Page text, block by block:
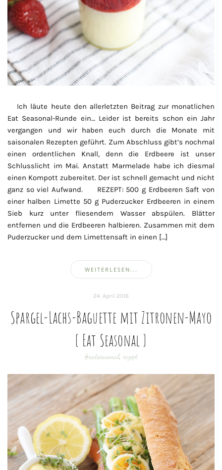
Ich läute heute den allerletzten Beitrag zur monatlichen
Eat Seasonal-Runde ein… Leider ist bereits schon ein Jahr
vergangen und wir haben euch durch die Monate mit
saisonalen Rezepten geführt. Zum Abschluss gibt’s nochmal
einen ordentlichen Knall, denn die Erdbeere ist unser
Schlusslicht im Mai. Anstatt Marmelade habe ich diesmal
einen Kompott zubereitet. Der ist schnell gemacht und nicht
ganz so viel Aufwand. REZEPT: 500 g Erdbeeren Saft von
einer halben Limette 50 g Puderzucker Erdbeeren in einem
Sieb kurz unter fliesendem Wasser abspülen. Blätter
entfernen und die Erdbeeren halbieren. Zusammen mit dem
Puderzucker und dem Limettensaft in einen […]
WEITERLESEN...
24. April 2016
Spargel-Lachs-Baguette mit Zitronen-Mayo
{ Eat Seasonal }
#eatseasonal, rezept